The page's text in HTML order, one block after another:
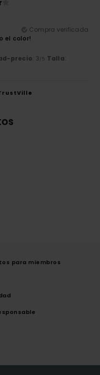
Compra verificada
el color!
precio: 3/5 Talla:
para miembros